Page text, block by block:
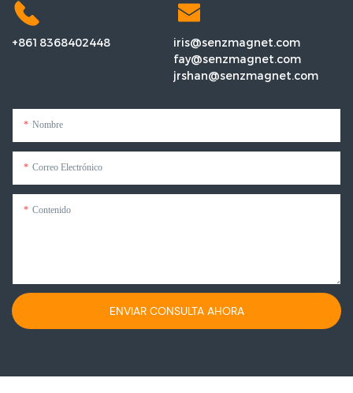
+8618368402448
iris@senzmagnet.com
fay@senzmagnet.com
jrshan@senzmagnet.com
Nombre
Correo Electrónico
Contenido
ENVIAR CONSULTA AHORA